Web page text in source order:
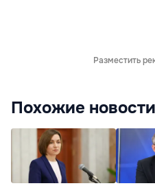
Разместить
Похожие новости